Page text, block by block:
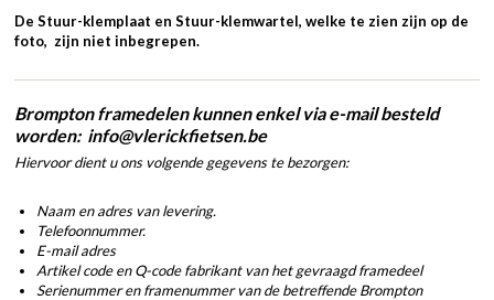
De Stuur-klemplaat en Stuur-klemwartel, welke te zien zijn op de
foto, zijn niet inbegrepen.
Brompton framedelen kunnen enkel via e-mail besteld
worden: info@vlerickfietsen.be
Hiervoor dient u ons volgende gegevens te bezorgen:
Naam en adres van levering.
Telefoonnummer.
E-mail adres
Artikel code en Q-code fabrikant van het gevraagd framedeel
Serienummer en framenummer van de betreffende Brompton